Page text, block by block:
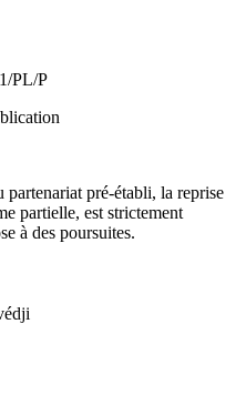
PL/P
partenariat pré-établi, la reprise
partielle, est strictement
à des poursuites.